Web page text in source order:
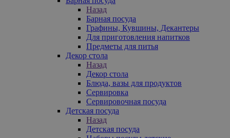
Назад
Барная посуда
Графины, Кувшины, Декантеры
Для приготовления напитков
Предметы для питья
Декор стола
Назад
Декор стола
Блюда, вазы для продуктов
Сервировка
Сервировочная посуда
Детская посуда
Назад
Детская посуда